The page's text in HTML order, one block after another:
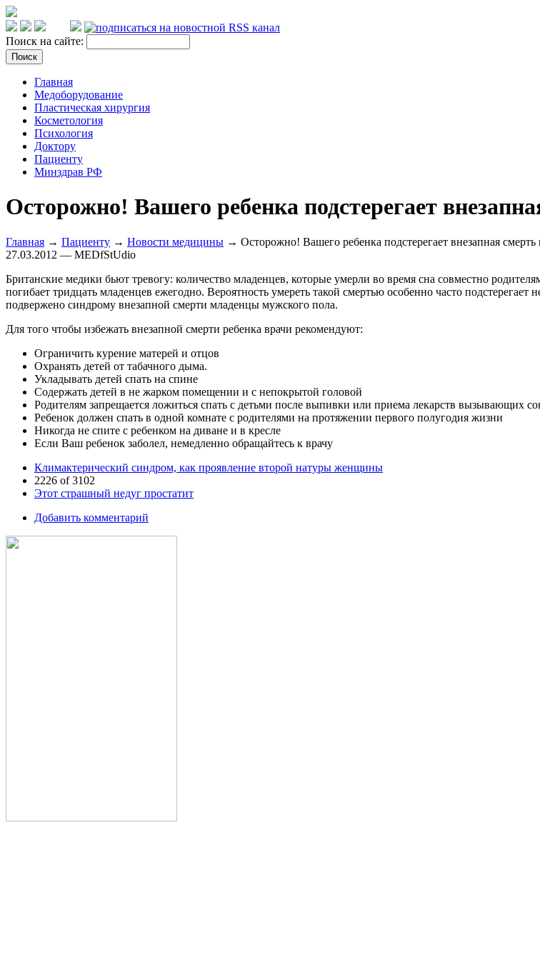
Поиск на сайте:
Главная
Медоборудование
Пластическая хирургия
Косметология
Психология
Доктору
Пациенту
Минздрав РФ
Осторожно! Вашего ребенка подстерегает
Главная → Пациенту → Новости медицины → Осторожно! Вашего ребенка подстерегает внезапная смерть
27.03.2012 — MEDfStUdio
Британские медики бьют тревогу: количество младенцев, которые умерли во время сна совместно
погибает тридцать младенцев ежегодно. Вероятность умереть такой смертью особенно часто
подвержено синдрому внезапной смерти младенцы мужского пола.
Для того чтобы избежать внезапной смерти ребенка врачи рекомендуют:
Ограничить курение матерей и отцов
Охранять детей от табачного дыма.
Укладывать детей спать на спине
Содержать детей в не жарком помещении и с непокрытой головой
Родителям запрещается ложиться спать с детьми после выпивки или приема лекарств вызывающих
Ребенок должен спать в одной комнате с родителями на протяжении первого полугодия жизни
Никогда не спите с ребенком на диване и в кресле
Если Ваш ребенок заболел, немедленно обращайтесь к врачу
Климактерический синдром, как проявление второй натуры женщины
2226 of 3102
Этот страшный недуг простатит
Добавить комментарий